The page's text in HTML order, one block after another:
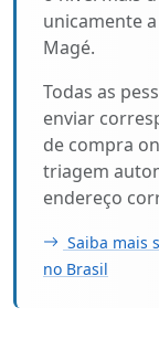
unicamente
Magé.
Todas as
enviar
de compra
triagem
endereço
Saiba mais
no Brasil